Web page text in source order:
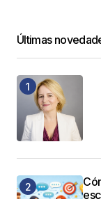
Últimas